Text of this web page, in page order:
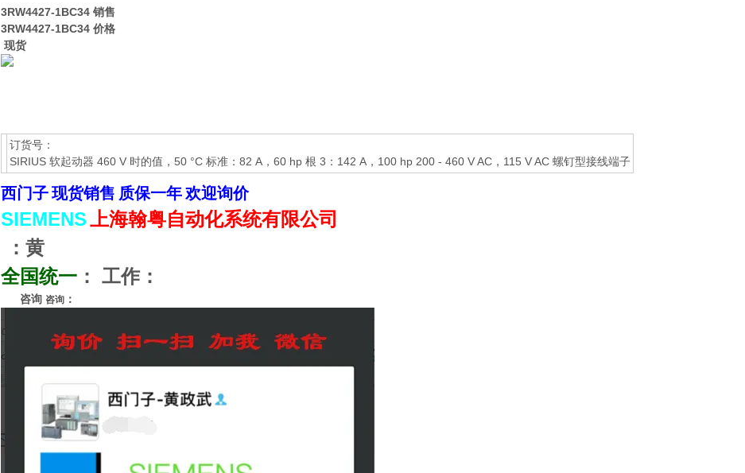
3RW4427-1BC34 销售
3RW4427-1BC34 价格
现货
订货号：
SIRIUS 软起动器 460 V 时的值，50 °C 标准：82 A，60 hp 根 3：142 A，100 hp 200 - 460 V AC，115 V AC 螺钉型接线端子
西门子现货销售 质保一年欢迎询价
SIEMENS上海翰粤自动化系统有限公司
：黄
全国统一 ： 工作：
咨询 咨询 ：